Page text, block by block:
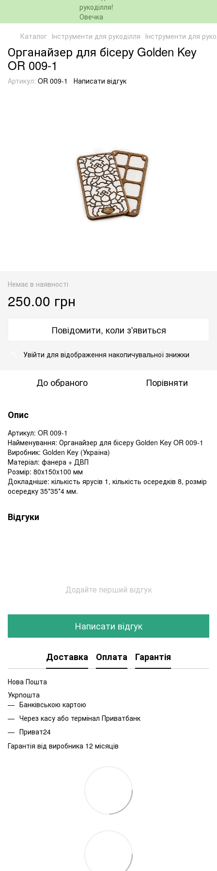
Каталог Інструменти для рукоділля Інструменти для
Органайзер для бісеру Golden Key
OR 009-1
Артикул: OR 009-1 Написати відгук
Немає в наявності
250.00 грн
Повідомити, коли з'явиться
Увійти для відображення накопичувальної знижки
До обраного Порівняти
Опис
Артикул: OR 009-1
Найменування: Органайзер для бісеру Golden Key OR 009-1
Виробник: Golden Key (Україна)
Матеріал: фанера + ДВП
Розмір: 80x150x100 мм
Докладніше: кількість ярусів 1, кількість осередків 8, розмір
осередку 35*35*4 мм.
Відгуки
Додайте перший відгук
Написати відгук
Доставка Оплата Гарантія
Нова Пошта
Укрпошта
Банківською картою
Через касу або термінал Приватбанк
Приват24
Гарантія від виробника 12 місяців